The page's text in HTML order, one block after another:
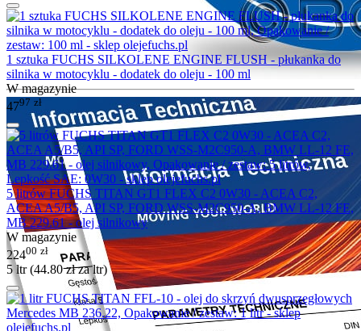
1 sztuka FUCHS SILKOLENE ENGINE FLUSH - płukanka do
silnika w motocyklu - dodatek do oleju - 100 ml
W magazynie
4797 zł
5 litrów FUCHS TITAN GT1 FLEX C2 0W30 - ACEA C2,
ACEA A5/B5, API SP, FORD WSS-M2C950-A, BMW LL-12 FE,
MB 229.61 - olej silnikowy
W magazynie
22400 zł
5 ltr (44.80złza ltr)